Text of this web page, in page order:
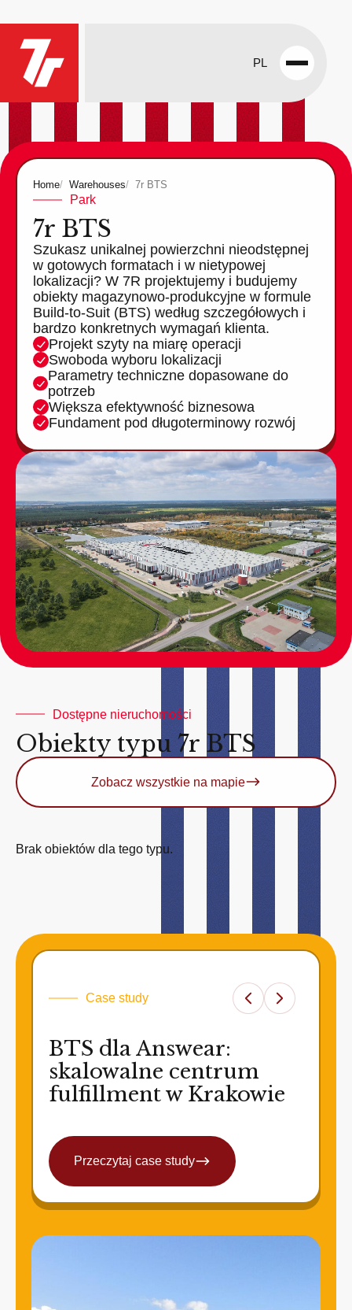
PL
Open
Home Warehouses 7r BTS
Park
7r BTS
Szukasz unikalnej powierzchni nieodstępnej
w gotowych formatach i w nietypowej
lokalizacji? W 7R projektujemy i budujemy
obiekty magazynowo-produkcyjne w formule
Build-to-Suit (BTS) według szczegółowych i
bardzo konkretnych wymagań klienta.
Projekt szyty na miarę operacji
Swoboda wyboru lokalizacji
Parametry techniczne dopasowane do
potrzeb
Większa efektywność biznesowa
Fundament pod długoterminowy rozwój
Dostępne nieruchomości
Obiekty typu 7r BTS
Zobacz wszystkie na mapie
Brak obiektów dla tego typu.
Case study
BTS dla Answear:
skalowalne centrum
fulfillment w Krakowie
Przeczytaj case study